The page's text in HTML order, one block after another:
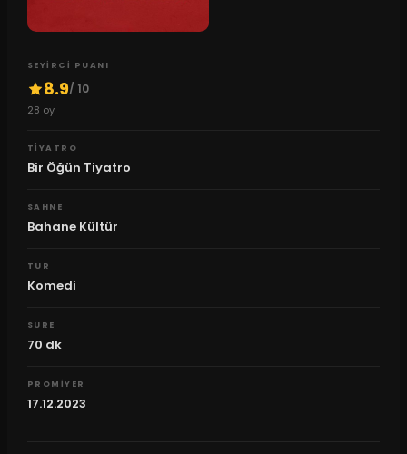
SEYIRCI PUANI
8.9/ 10
28 oy
TIYATRO
Bir Öğün Tiyatro
SAHNE
Bahane Kültür
TUR
Komedi
SURE
70 dk
PROMIYER
17.12.2023